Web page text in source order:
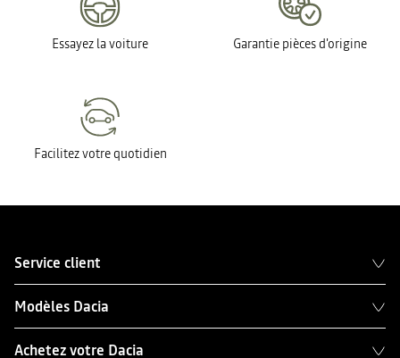
Essayez la voiture Garantie pièces d'origine
Facilitez votre quotidien
Service client
Modèles Dacia
Achetez votre Dacia